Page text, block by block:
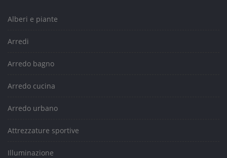
Alberi e piante
Arredi
Arredo bagno
Arredo cucina
Arredo urbano
Attrezzature sportive
Illuminazione